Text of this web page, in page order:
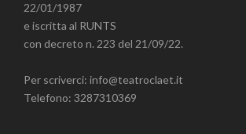
22/01/1987
e iscritta al RUNTS
con decreto n. 223 del 21/09/22.
Per scriverci: info@teatroclaet.it
Telefono: 3287310369